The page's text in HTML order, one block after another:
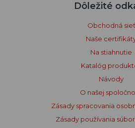
Dôležité
Obchodná sieť
Naše
Na stiahnutie
Katalóg
Návody
O našej
Zásady spracovania
Zásady používania